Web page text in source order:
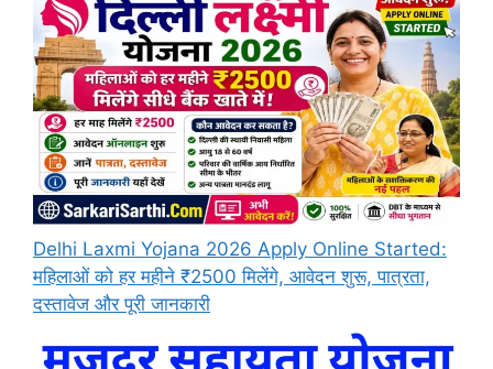
Delhi Laxmi Yojana 2026 Apply Online Started:
महिलाओं को हर महीने ₹2500 मिलेंगे, आवेदन शुरू, पात्रता,
दस्तावेज और पूरी जानकारी